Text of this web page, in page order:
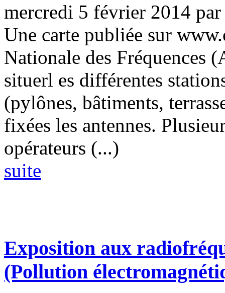
mercredi 5 février 2014 par
Une carte publiée sur
Nationale des Fréquences
situerl es différentes
(pylônes, bâtiments,
fixées les antennes.
opérateurs (...)
suite
Exposition aux
(Pollution